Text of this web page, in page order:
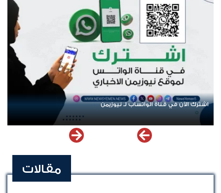
اشترك الآن في قناة الواتساب لـ نيوزيمن
مقالات